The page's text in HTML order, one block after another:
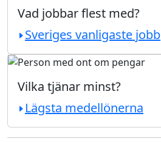
Vad jobbar flest med?
Sveriges vanligaste jobb
Vilka tjänar minst?
Lägsta medellönerna